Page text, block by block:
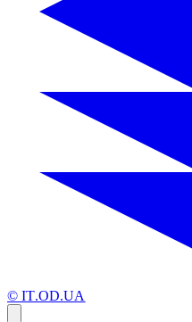
© IT.OD.UA